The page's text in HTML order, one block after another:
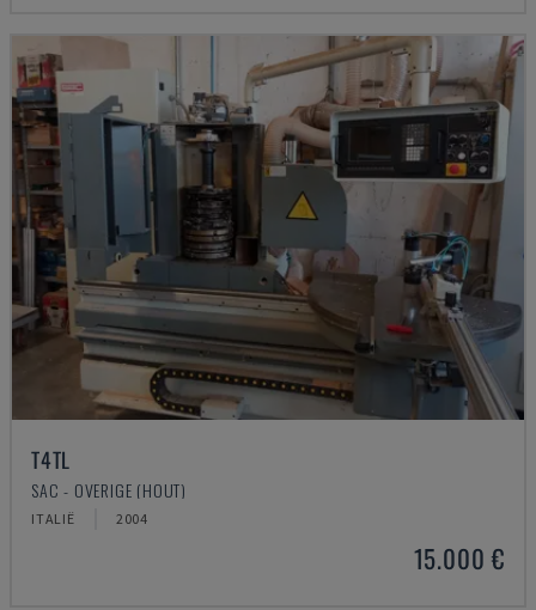
T4TL
SAC - OVERIGE (HOUT)
ITALIË 2004
15.000 €